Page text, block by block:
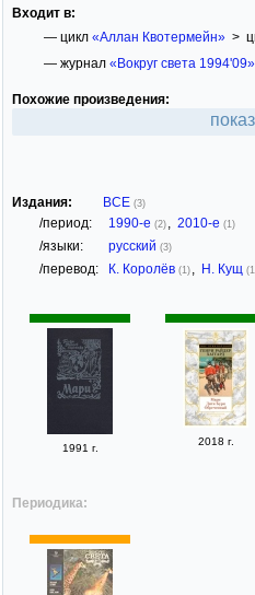
Входит в:
— цикл «Аллан Квотермейн»>
— журнал «Вокруг света 1994'09»
Похожие произведения:
Издания: ВСЕ (3)
/период: 1990-е (2) , 2010-е (1)
/языки: русский (3)
/перевод: К. Королёв (1) , Н. Кущ
1991 г.
2018 г.
Периодика: